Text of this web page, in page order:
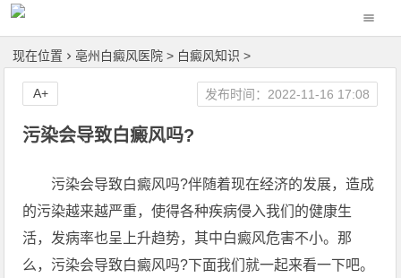
现在位置 亳州白癜风医院 > 白癜风知识 >
污染会导致白癜风吗?
发布时间：2022-11-16 17:08
A+
污染会导致白癜风吗?伴随着现在经济的发展，造成
的污染越来越严重，使得各种疾病侵入我们的健康生
活，发病率也呈上升趋势，其中白癜风危害不小。那
么，污染会导致白癜风吗?下面我们就一起来看一下吧。